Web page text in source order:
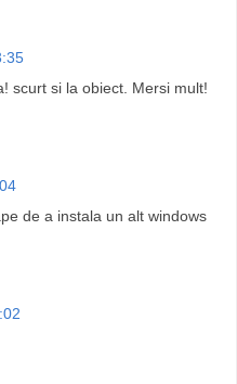
scurt si la obiect. Mersi mult!
de a instala un alt windows